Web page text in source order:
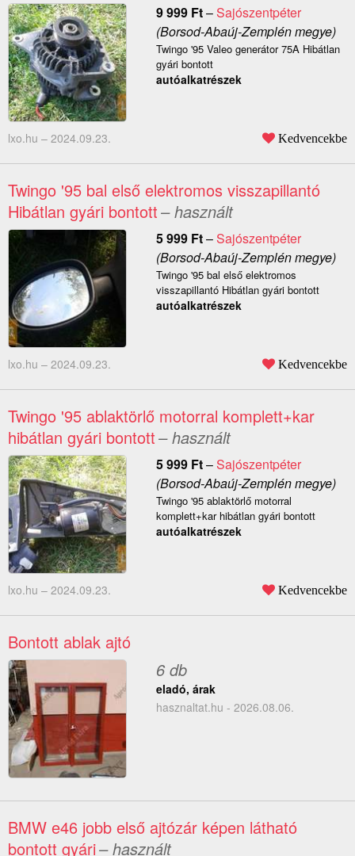
9 999 Ft–Sajószentpéter
(Borsod-Abaúj-Zemplén megye)
Twingo '95 Valeo generátor 75A Hibátlan
gyári bontott
autóalkatrészek
lxo.hu – 2024.09.23. Kedvencekbe
Twingo '95 bal első elektromos visszapillantó
Hibátlan gyári bontott– használt
5 999 Ft–Sajószentpéter
(Borsod-Abaúj-Zemplén megye)
Twingo '95 bal első elektromos
visszapillantó Hibátlan gyári bontott
autóalkatrészek
lxo.hu – 2024.09.23. Kedvencekbe
Twingo '95 ablaktörlő motorral komplett+kar
hibátlan gyári bontott– használt
5 999 Ft–Sajószentpéter
(Borsod-Abaúj-Zemplén megye)
Twingo '95 ablaktörlő motorral
komplett+kar hibátlan gyári bontott
autóalkatrészek
lxo.hu – 2024.09.23. Kedvencekbe
Bontott ablak ajtó
6 db
eladó, árak
hasznaltat.hu - 2026.08.06.
BMW e46 jobb első ajtózár képen látható
bontott gyári– használt